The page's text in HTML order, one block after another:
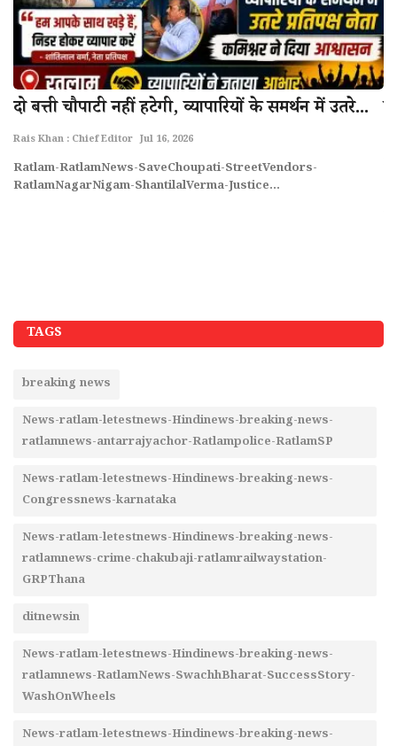
दो बत्ती चौपाटी नहीं हटेगी, व्यापारियों के समर्थन में उतरे...
Rais Khan : Chief Editor Jul 16, 2026
Ratlam-RatlamNews-SaveChoupati-StreetVendors-
RatlamNagarNigam-ShantilalVerma-Justice...
TAGS
breaking news
News-ratlam-letestnews-Hindinews-breaking-news-
ratlamnews-antarrajyachor-Ratlampolice-RatlamSP
News-ratlam-letestnews-Hindinews-breaking-news-
Congressnews-karnataka
News-ratlam-letestnews-Hindinews-breaking-news-
ratlamnews-crime-chakubaji-ratlamrailwaystation-
GRPThana
ditnewsin
News-ratlam-letestnews-Hindinews-breaking-news-
ratlamnews-RatlamNews-SwachhBharat-SuccessStory-
WashOnWheels
News-ratlam-letestnews-Hindinews-breaking-news-